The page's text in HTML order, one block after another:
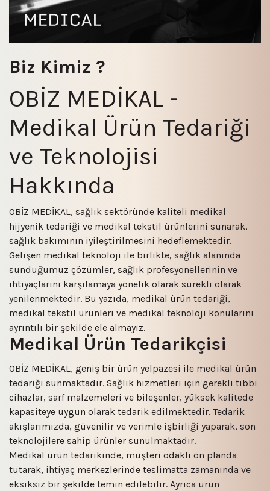
Biz Kimiz ?
OBİZ MEDİKAL -
Medikal Ürün Tedariği
ve Teknolojisi
Hakkında
OBİZ MEDİKAL, sağlık sektöründe kaliteli medikal
hijyenik tedariği ve medikal tekstil ürünlerini sunarak,
sağlık bakımının iyileştirilmesini hedeflemektedir.
Gelişen medikal teknoloji ile birlikte, sağlık alanında
sunduğumuz çözümler, sağlık profesyonellerinin ve
ihtiyaçlarını karşılamaya yönelik olarak sürekli olarak
yenilenmektedir. Bu yazıda, medikal ürün tedariği,
medikal tekstil ürünleri ve medikal teknoloji konularını
ayrıntılı bir şekilde ele almayız.
Medikal Ürün Tedarikçisi
OBİZ MEDİKAL, geniş bir ürün yelpazesi ile medikal ürün
tedariği sunmaktadır. Sağlık hizmetleri için gerekli tıbbi
cihazlar, sarf malzemeleri ve bileşenler, yüksek kalitede
kapasiteye uygun olarak tedarik edilmektedir. Tedarik
akışlarımızda, güvenilir ve verimle işbirliği yaparak, son
teknolojilere sahip ürünler sunulmaktadır.
Medikal ürün tedarikinde, müşteri odaklı ön planda
tutarak, ihtiyaç merkezlerinde teslimatta zamanında ve
eksiksiz bir şekilde temin edilebilir. Ayrıca ürün